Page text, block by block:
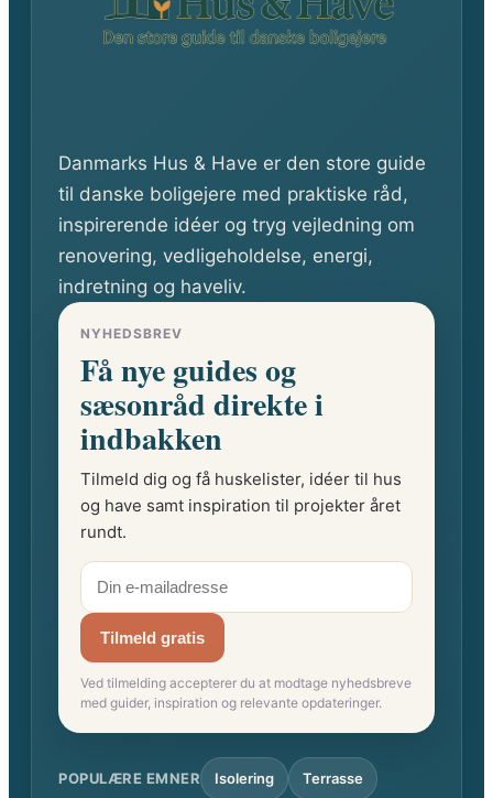
Danmarks Hus & Have er den store guide
til danske boligejere med praktiske råd,
inspirerende idéer og tryg vejledning om
renovering, vedligeholdelse, energi,
indretning og haveliv.
NYHEDSBREV
Få nye guides og
sæsonråd direkte i
indbakken
Tilmeld dig og få huskelister, idéer til hus
og have samt inspiration til projekter året
rundt.
Tilmeld gratis
Ved tilmelding accepterer du at modtage nyhedsbreve
med guider, inspiration og relevante opdateringer.
POPULÆRE EMNER Isolering Terrasse